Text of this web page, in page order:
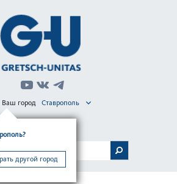
другой город
Ваш город Ставрополь